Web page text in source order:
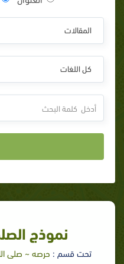
المقالات
كل اللغات
نموذج
تحت قسم : حرصه ~ صلى